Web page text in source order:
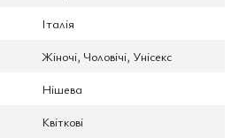
Італія
Жіночі, Чоловічі, Унісекс
Нішева
Квіткові